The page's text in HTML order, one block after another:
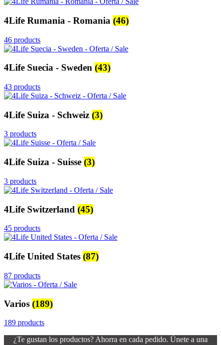
4Life Rumania - Romania (46)
46 products
4Life Suecia - Sweden (43)
43 products
4Life Suiza - Schweiz (3)
3 products
4Life Suiza - Suisse (3)
3 products
4Life Switzerland (45)
45 products
4Life United States (87)
87 products
Varios (189)
189 products
¿Te gustan los productos? Ahorra en cada pedido. Únete a una